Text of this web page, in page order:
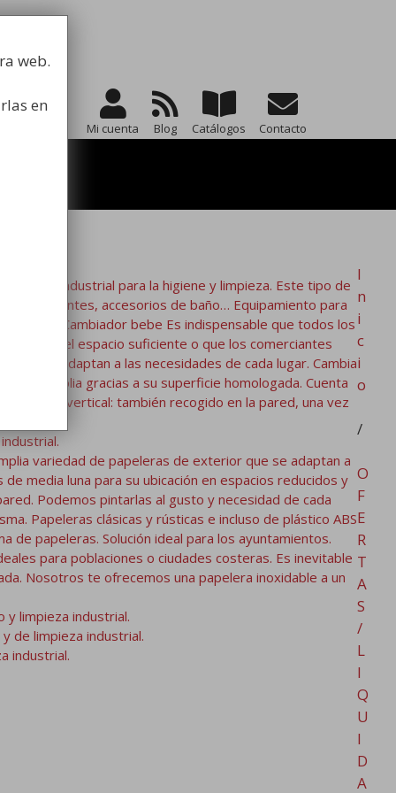
Mi cuenta Blog Catálogos Contacto
industrial para la higiene y limpieza. Este tipo de
restaurantes, accesorios de baño… Equipamiento para
Cambiador bebe Es indispensable que todos los
existe el espacio suficiente o que los comerciantes
se adaptan a las necesidades de cada lugar. Cambia
y amplia gracias a su superficie homologada. Cuenta
bebés vertical: también recogido en la pared, una vez
variedad de papeleras de exterior que se adaptan a
media luna para su ubicación en espacios reducidos y
Podemos pintarlas al gusto y necesidad de cada
Papeleras clásicas y rústicas e incluso de plástico ABS
de papeleras. Solución ideal para los ayuntamientos.
para poblaciones o ciudades costeras. Es inevitable
Nosotros te ofrecemos una papelera inoxidable a un
y limpieza industrial.
de limpieza industrial.
industrial.
I
n
i
c
i
o
/
O
F
E
R
T
A
S
/
L
I
Q
U
I
D
A
web.
en